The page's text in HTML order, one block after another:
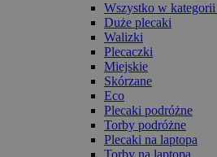
Wszystko w kategorii
Duże plecaki
Walizki
Plecaczki
Miejskie
Skórzane
Eco
Plecaki podróżne
Torby podróżne
Plecaki na laptopa